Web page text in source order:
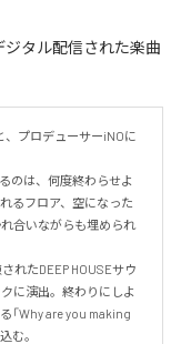
ジタル配信された楽曲
、プロデューサーiNOに
のは、何度終わらせよ
るフロア、空になった
合いながらも埋められ
れたDEEP HOUSEサウ
に演出。終わりにしよ
「Why are you making
む。